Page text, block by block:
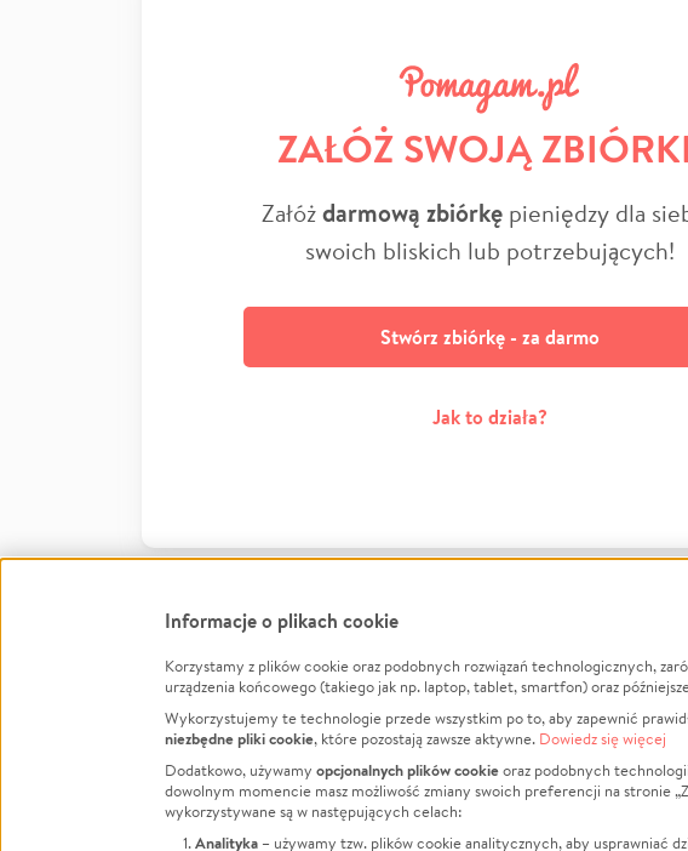
ZAŁÓŻ SWOJĄ
Załóżdarmową zbiórkępieniędzy dla
swoich bliskich lub potrzebujących!
Stwórz zbiórkę - za darmo
Jak to działa?
FacebookTwitter Instagram
LinkedInTikTok Youtube
Informacje
Jak to działa?
Regulamin
Polityka Prywatności
Informacje o plikach cookie
Korzystamy z plików cookie oraz podobnych rozwiązań technologicznych,
urządzenia końcowego (takiego jak np. laptop, tablet, smartfon) oraz
Wykorzystujemy te technologie przede wszystkim po to, aby zapewnić
niezbędne pliki cookie, które pozostają zawsze aktywne. Dowiedz się więcej
Dodatkowo, używamy opcjonalnych plików cookieoraz podobnych
dowolnym momencie masz możliwość zmiany swoich preferencji na stronie
wykorzystywane są w następujących celach:
Analityka – używamy tzw. plików cookie analitycznych, aby usprawniać